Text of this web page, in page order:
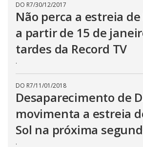
DO R7/30/12/2017
Não perca a estreia de
a partir de 15 de
tardes da Record TV
.
DO R7/11/01/2018
Desaparecimento de
movimenta a estreia
Sol na próxima
.